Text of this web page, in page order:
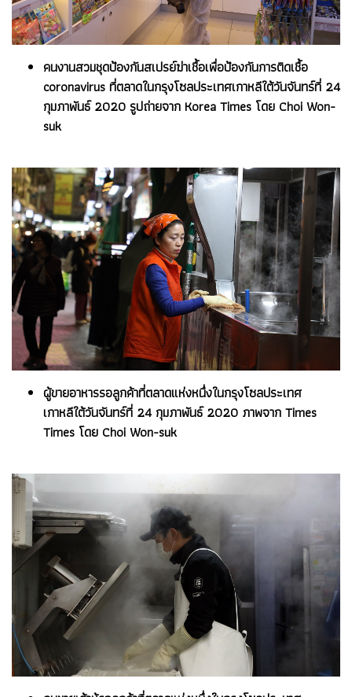
คนงานสวมชุดป้องกันสเปรย์ฆ่าเชื้อเพื่อป้องกันการติดเชื้อ
coronavirus ที่ตลาดในกรุงโซลประเทศเกาหลีใต้วันจันทร์ที่ 24
กุมภาพันธ์ 2020 รูปถ่ายจาก Korea Times โดย Choi Won-
suk
ผู้ขายอาหารรอลูกค้าที่ตลาดแห่งหนึ่งในกรุงโซลประเทศ
เกาหลีใต้วันจันทร์ที่ 24 กุมภาพันธ์ 2020 ภาพจาก Times
Times โดย Choi Won-suk